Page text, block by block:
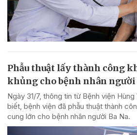
Phẫu thuật lấy thành công
khủng cho bệnh nhân người
Ngày 31/7, thông tin từ Bệnh viện
biết, bệnh viện đã phẫu thuật thành
cung lớn cho bệnh nhân người Ba Na.